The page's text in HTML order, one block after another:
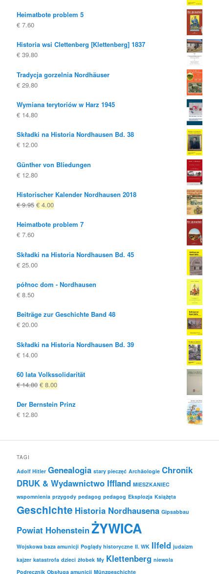
Heimatbote problem 5
€ 7.60
Historia wsi Clettenberg [Klettenberg] 1837
€ 39.80
Tradycja gorzelnia Nordhäuser
€ 29.80
Wymiana terytoriów w Harz 1945
€ 14.80
Składki na Historia Nordhausen Bd. 38
€ 12.00
Günther von Bliedungen
€ 12.80
Historischer Kalender Nordhausen 2018
€9.95 Oryginalna
była:
€ 4.00Obecna
to:
Heimatbote problem 7
€ 7.60
Składki na Historia Nordhausen Bd. 45
€ 25.00
północ dom - Nordhausen
€ 8.50
Beiträge zur Geschichte Band 48
€ 20.00
Składki na Historia Nordhausen Bd. 39
€ 14.00
60 lata Volkssolidarität
€14.80 Oryginalna
była:
€ 8.00Obecna
to:
Der Bernstein Prinz
€ 12.80
TAGI
Adolf Hitler Genealogia stary pieczęć Archäologie Chronik
DRUK & Wydawnictwo Iffland MIESZKANIEC
wspomnienia przygody pedagog pedagog Eksplozja Książęta
Geschichte Historia Nordhausena Gipsabbau
Powiat HohensteinŻYWICA
Wojskowa baza amunicji Poglądy historyczne II. WK Ilfeld judaizm
kajzer katastrofa dzieci żłobek My Klettenberg niewola
Podręcznik Obsługa amunicji Münzgeschichte